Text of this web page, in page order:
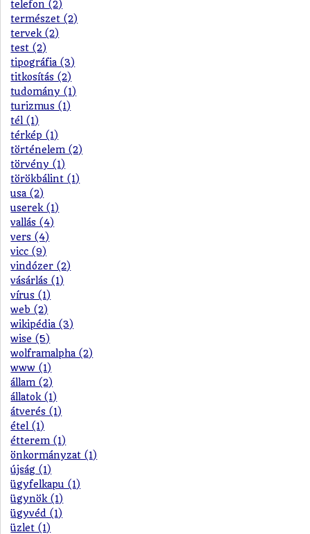
telefon (2)
természet (2)
tervek (2)
test (2)
tipográfia (3)
titkosítás (2)
tudomány (1)
turizmus (1)
tél (1)
térkép (1)
történelem (2)
törvény (1)
törökbálint (1)
usa (2)
userek (1)
vallás (4)
vers (4)
vicc (9)
vindózer (2)
vásárlás (1)
vírus (1)
web (2)
wikipédia (3)
wise (5)
wolframalpha (2)
www (1)
állam (2)
állatok (1)
átverés (1)
étel (1)
étterem (1)
önkormányzat (1)
újság (1)
ügyfelkapu (1)
ügynök (1)
ügyvéd (1)
üzlet (1)